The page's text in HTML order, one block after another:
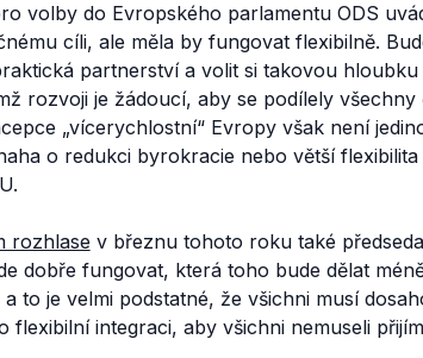
volby do Evropského parlamentu ODS
cíli, ale měla by fungovat flexibilně.
partnerství a volit si takovou
rozvoji je žádoucí, aby se podílely všechny
„vícerychlostní“ Evropy však není
o redukci byrokracie nebo větší
rozhlase v březnu tohoto roku také
dobře fungovat, která toho bude dělat
to je velmi podstatné, že všichni musí
flexibilní integraci, aby všichni nemuseli